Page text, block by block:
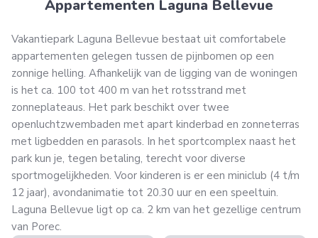
Appartementen Laguna Bellevue
Vakantiepark Laguna Bellevue bestaat uit comfortabele
appartementen gelegen tussen de pijnbomen op een
zonnige helling. Afhankelijk van de ligging van de woningen
is het ca. 100 tot 400 m van het rotsstrand met
zonneplateaus. Het park beschikt over twee
openluchtzwembaden met apart kinderbad en zonneterras
met ligbedden en parasols. In het sportcomplex naast het
park kun je, tegen betaling, terecht voor diverse
sportmogelijkheden. Voor kinderen is er een miniclub (4 t/m
12 jaar), avondanimatie tot 20.30 uur en een speeltuin.
Laguna Bellevue ligt op ca. 2 km van het gezellige centrum
van Porec.